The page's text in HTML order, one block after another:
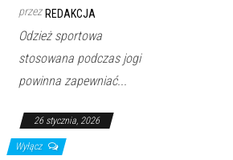
przez REDAKCJA
Odzież sportowa
stosowana podczas jogi
powinna zapewniać...
26 stycznia, 2026
Wyłącz